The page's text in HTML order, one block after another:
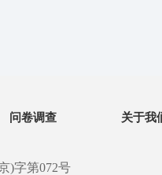
问卷调查 关于我
)字第072号